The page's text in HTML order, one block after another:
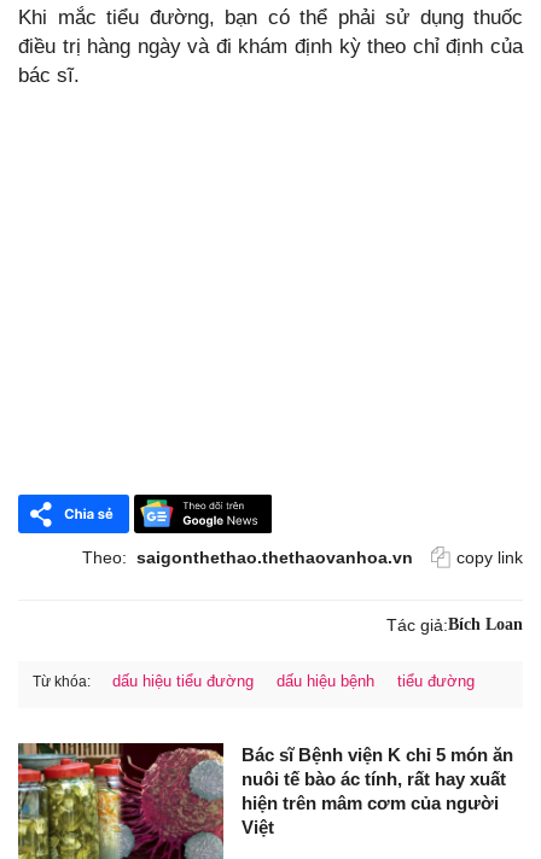
Khi mắc tiểu đường, bạn có thể phải sử dụng thuốc
điều trị hàng ngày và đi khám định kỳ theo chỉ định của
bác sĩ.
Theo: saigonthethao.thethaovanhoa.vn copy link
Tác giả:Bích Loan
Từ khóa: dấu hiệu tiểu đường dấu hiệu bệnh tiểu đường
Bác sĩ Bệnh viện K chỉ 5 món ăn
nuôi tế bào ác tính, rất hay xuất
hiện trên mâm cơm của người
Việt